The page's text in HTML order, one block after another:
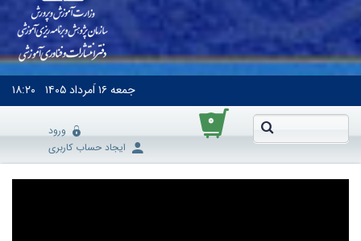
جمعه۱۶ اَمرداد ۱۴۰۵ ۱۸:۲۰
۰
ورود
ایجاد حساب کاربری